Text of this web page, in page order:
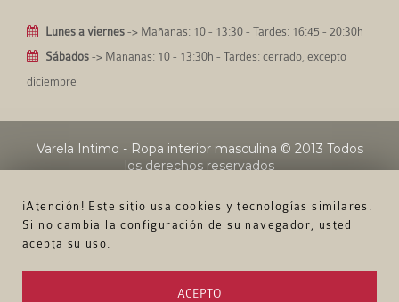
¡Atención! Este sitio usa cookies y tecnologías similares.
Si no cambia la configuración de su navegador, usted
acepta su uso.
ACEPTO
Lunes a viernes -> Mañanas: 10 - 13:30 - Tardes: 16:45 - 20:30h
Sábados -> Mañanas: 10 - 13:30h - Tardes: cerrado, excepto
diciembre
Varela Intimo - Ropa interior masculina © 2013 Todos
los derechos reservados